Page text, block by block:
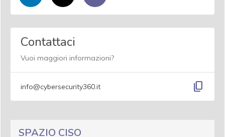
Contattaci
Vuoi maggiori informazioni?
info@cybersecurity360.it content_copy
SPAZIO CISO